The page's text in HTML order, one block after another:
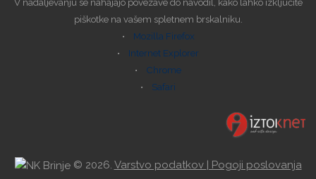
piškotke na vašem spletnem brskalniku.
• Mozilla Firefox
• Internet Explorer
• Chrome
• Safari
© 2026. Varstvo podatkov | Pogoji poslovanja